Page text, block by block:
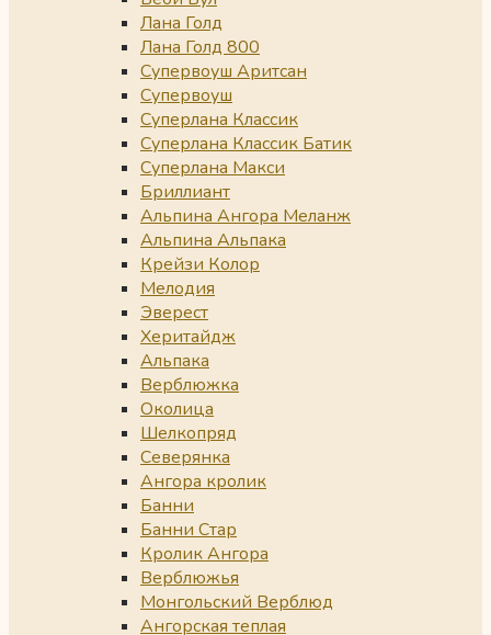
Лана Голд
Лана Голд 800
Супервоуш Аритсан
Супервоуш
Суперлана Классик
Суперлана Классик Батик
Суперлана Макси
Бриллиант
Альпина Ангора Меланж
Альпина Альпака
Крейзи Колор
Мелодия
Эверест
Херитайдж
Альпака
Верблюжка
Околица
Шелкопряд
Северянка
Ангора кролик
Банни
Банни Стар
Кролик Ангора
Верблюжья
Монгольский Верблюд
Ангорская теплая